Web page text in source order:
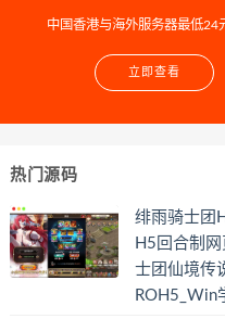
中国香港与海外服务器最低24
立即查看
热门源码
绯雨骑士团
H5回合制
士团仙境传
ROH5_Win